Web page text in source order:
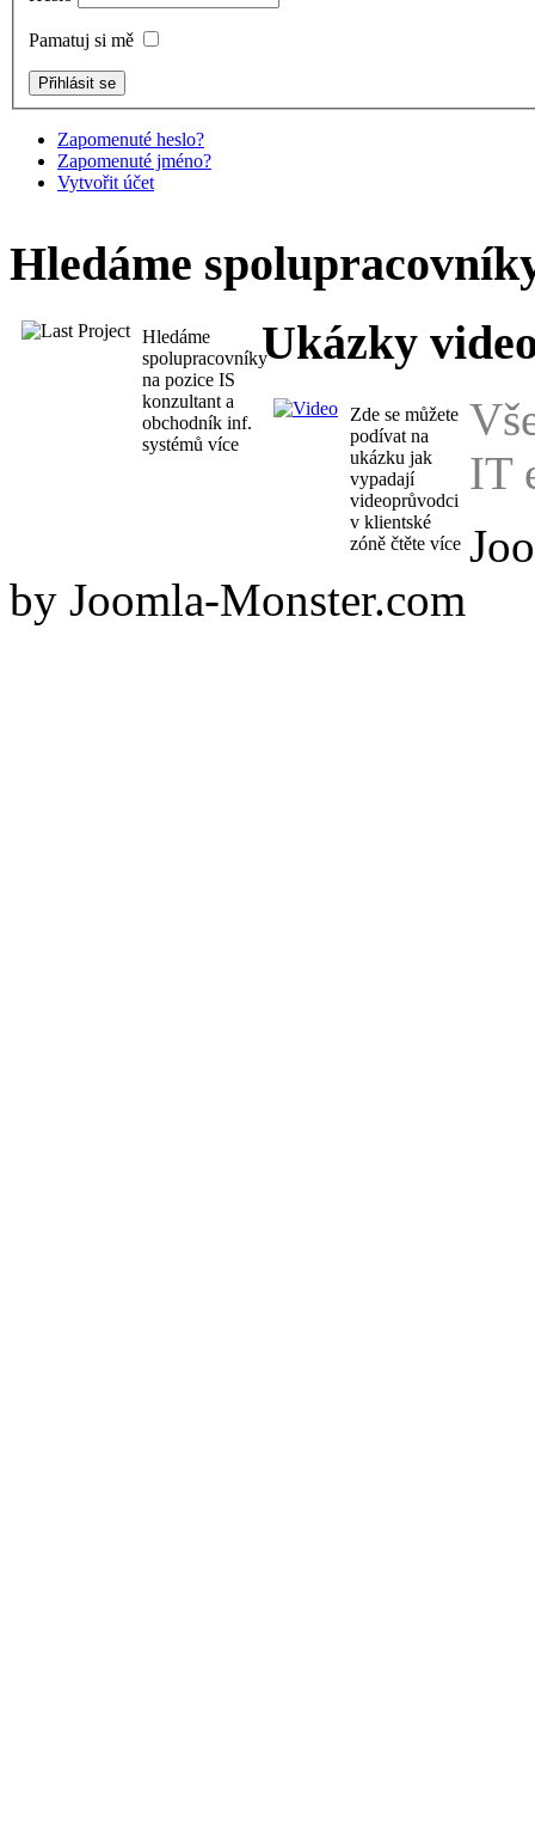
Pamatuj si mě
Zapomenuté heslo?
Zapomenuté jméno?
Vytvořit účet
Hledáme
Hledáme
spolupracovníky
na pozice IS
konzultant a
obchodník inf.
systémů více
Ukázky
Zde se můžete
podívat na
ukázku jak
vypadají
videoprůvodci
v klientské
zóně čtěte více
IT
by Joomla-Monster.com